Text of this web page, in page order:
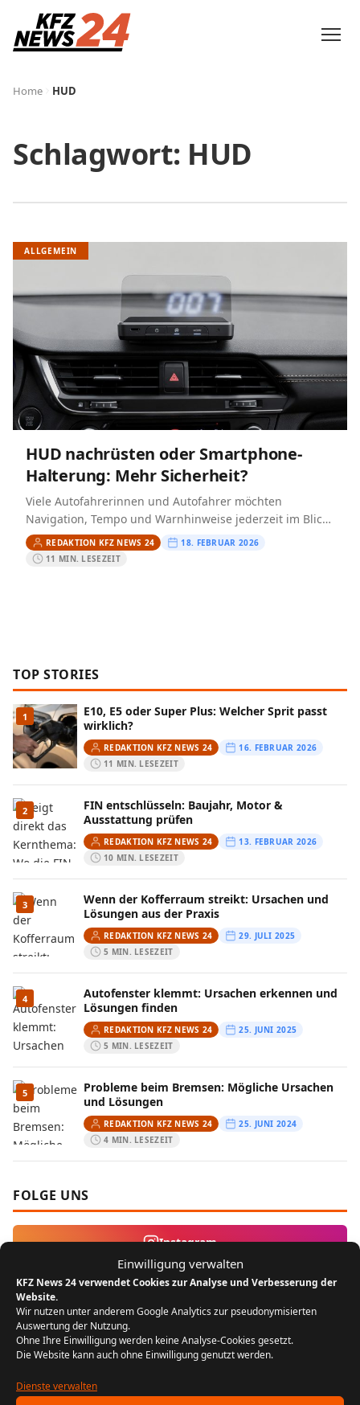
Einwilligung verwalten
KFZ News 24 verwendet Cookies zur Analyse und Verbesserung der
Website.
Wir nutzen unter anderem Google Analytics zur pseudonymisierten
Auswertung der Nutzung.
Ohne Ihre Einwilligung werden keine Analyse-Cookies gesetzt.
Die Website kann auch ohne Einwilligung genutzt werden.
Dienste verwalten
Home HUD
Schlagwort: HUD
ALLGEMEIN
HUD nachrüsten oder Smartphone-
Halterung: Mehr Sicherheit?
Viele Autofahrerinnen und Autofahrer möchten
Navigation, Tempo und Warnhinweise jederzeit im Blick
haben – ohne den Blick dauerhaft von der Straße zu
nehmen. Genau hier…
REDAKTION KFZ NEWS 24
18. FEBRUAR 2026
11 MIN. LESEZEIT
TOP STORIES
1
E10, E5 oder Super Plus: Welcher Sprit passt
wirklich?
REDAKTION KFZ NEWS 24
16. FEBRUAR 2026
11 MIN. LESEZEIT
2
FIN entschlüsseln: Baujahr, Motor &
Ausstattung prüfen
REDAKTION KFZ NEWS 24
13. FEBRUAR 2026
10 MIN. LESEZEIT
3
Wenn der Kofferraum streikt: Ursachen und
Lösungen aus der Praxis
REDAKTION KFZ NEWS 24
29. JULI 2025
5 MIN. LESEZEIT
4
Autofenster klemmt: Ursachen erkennen und
Lösungen finden
REDAKTION KFZ NEWS 24
25. JUNI 2025
5 MIN. LESEZEIT
5
Probleme beim Bremsen: Mögliche Ursachen
und Lösungen
REDAKTION KFZ NEWS 24
25. JUNI 2024
4 MIN. LESEZEIT
FOLGE UNS
Instagram
MEIST GELESEN
1
Der Bikergruß: Ein Zeichen der
Zusammengehörigkeit unter Motorradfahrern